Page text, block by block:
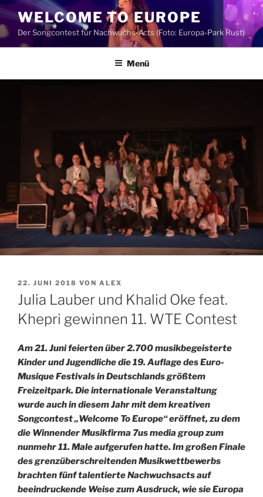
Zum
Inhalt
springen
WELCOME TO EUROPE
Der Songcontest für Nachwuchs-Acts (Foto: Europa-Park Rust)
Menü
VERÖFFENTLICHT
AM
22. JUNI 2018 VON ALEX
Julia Lauber und Khalid Oke feat.
Khepri gewinnen 11. WTE Contest
Am 21. Juni feierten über 2.700 musikbegeisterte
Kinder und Jugendliche die 19. Auflage des Euro-
Musique Festivals in Deutschlands größtem
Freizeitpark. Die internationale Veranstaltung
wurde auch in diesem Jahr mit dem kreativen
Songcontest „Welcome To Europe“ eröffnet, zu dem
die Winnender Musikfirma 7us media group zum
nunmehr 11. Male aufgerufen hatte. Im großen Finale
des grenzüberschreitenden Musikwettbewerbs
brachten fünf talentierte Nachwuchsacts auf
beeindruckende Weise zum Ausdruck, wie sie Europa